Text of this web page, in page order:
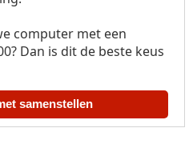
computer met een
Dan is dit de beste keus
samenstellen